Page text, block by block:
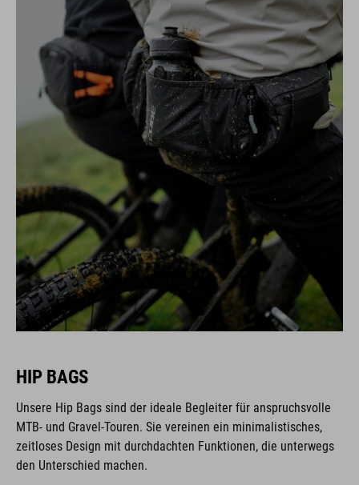
HIP BAGS
Unsere Hip Bags sind der ideale Begleiter für anspruchsvolle
MTB- und Gravel-Touren. Sie vereinen ein minimalistisches,
zeitloses Design mit durchdachten Funktionen, die unterwegs
den Unterschied machen.